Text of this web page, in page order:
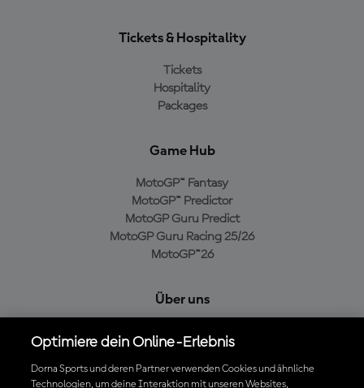
Tickets & Hospitality
Tickets
Hospitality
Packages
Game Hub
MotoGP™ Fantasy
MotoGP™ Predictor
MotoGP Guru Predict
MotoGP Guru Racing 25/26
MotoGP™26
Über uns
Cookie-Richtlinien
Geschäftsbedingungen
Optimiere dein Online-Erlebnis
Dorna Sports und deren Partner verwenden Cookies und ähnliche
Technologien, um deine Interaktion mit unseren Websites,